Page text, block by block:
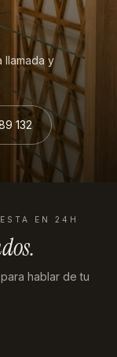
llamada y
132
EN 24H
.
para hablar de tu